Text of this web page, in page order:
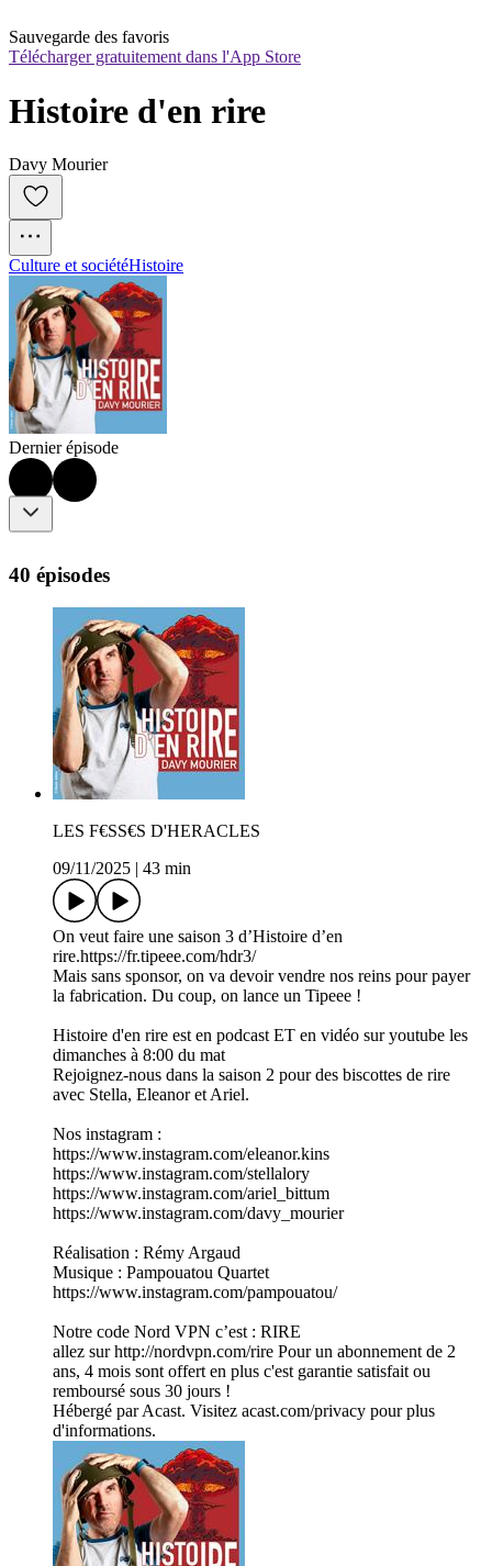
Sauvegarde des favoris
Télécharger gratuitement dans l'App Store
Histoire d'en rire
Davy Mourier
Culture et sociétéHistoire
Dernier épisode
40 épisodes
LES F€SS€S D'HERACLES
09/11/2025
43 min
On veut faire une saison 3 d’Histoire d’en
rire.https://fr.tipeee.com/hdr3/
Mais sans sponsor, on va devoir vendre nos reins pour payer
la fabrication. Du coup, on lance un Tipeee !
Histoire d'en rire est en podcast ET en vidéo sur youtube les
dimanches à 8:00 du mat
Rejoignez-nous dans la saison 2 pour des biscottes de rire
avec Stella, Eleanor et Ariel.
Nos instagram :
https://www.instagram.com/eleanor.kins
https://www.instagram.com/stellalory
https://www.instagram.com/ariel_bittum
https://www.instagram.com/davy_mourier
Réalisation : Rémy Argaud
Musique : Pampouatou Quartet
https://www.instagram.com/pampouatou/
Notre code Nord VPN c’est : RIRE
allez sur http://nordvpn.com/rire Pour un abonnement de 2
ans, 4 mois sont offert en plus c'est garantie satisfait ou
remboursé sous 30 jours !
Hébergé par Acast. Visitez acast.com/privacy pour plus
d'informations.